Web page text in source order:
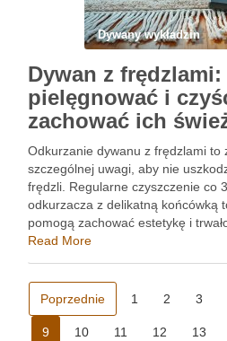
Dywany wykładzin
Dywan z frędzlami:
pielęgnować i
zachować ich
Odkurzanie dywanu z frędzlami to
szczególnej uwagi, aby nie
frędzli. Regularne czyszczenie co
odkurzacza z delikatną końcówką
pomogą zachować estetykę i
pielęgnacja nie tylko przedłuża
Read More
Poprzednie 1 2 3
9 10 11 12 13